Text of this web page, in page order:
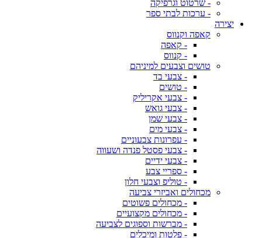
- שרטוט וגרפיקה
- ערכות לבתי ספר
יצירה
קאפה וקנווס
- קאפה
- קנווס
טושים וצבעים למיניהם
- צבעי בד
- טושים
- צבעי אקריליק
- צבעי גואש
- צבעי שמן
- צבעי מים
- עפרונות צבעוניים
- צבעי פסטל פנדה ושעווה
- צבעי ידיים
- ספריי צבע
- טוליפ וצבעי חלון
מכחולים ואביזרי צביעה
- מכחולים פשוטים
- מכחולים מקצועיים
- מברשות וספוגים לצביעה
- פלטות ומיכלים